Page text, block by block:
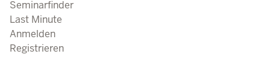
Seminarfinder
Last Minute
Anmelden
Registrieren